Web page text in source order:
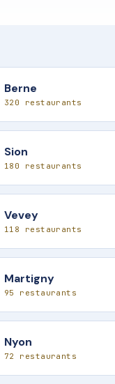
Berne
320 restaurants
Sion
180 restaurants
Vevey
118 restaurants
Martigny
95 restaurants
Nyon
72 restaurants